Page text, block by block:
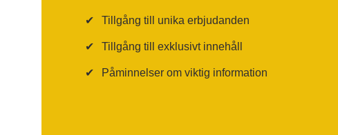
✔ Tillgång till unika erbjudanden
✔ Tillgång till exklusivt innehåll
✔ Påminnelser om viktig information